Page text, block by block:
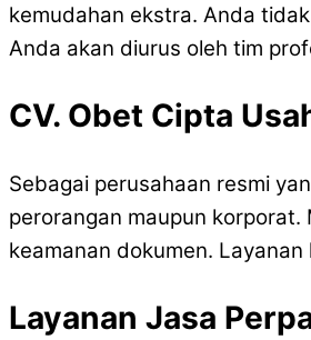
kemudahan ekstra. Anda
Anda akan diurus oleh tim
CV. Obet Cipta
Sebagai perusahaan resmi
perorangan maupun
keamanan dokumen.
Layanan Jasa